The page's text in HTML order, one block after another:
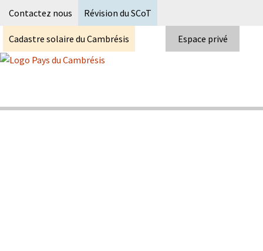
Contactez nous Révision du SCoT
Cadastre solaire du Cambrésis Espace privé